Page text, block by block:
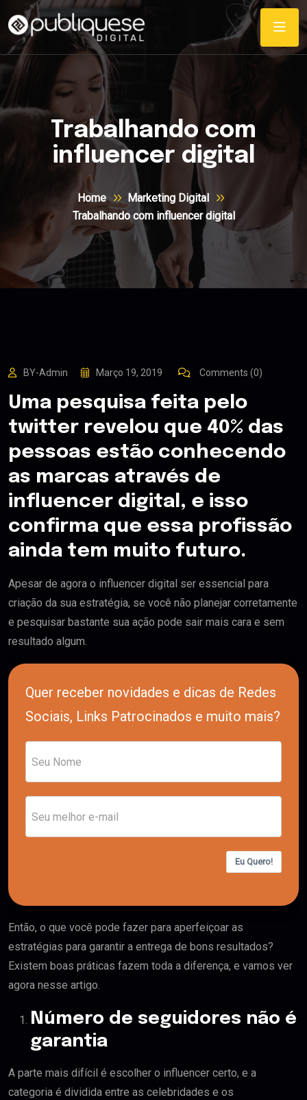
Trabalhando com
influencer digital
Home
Marketing Digital
Trabalhando com influencer digital
BY-Admin Março 19, 2019 Comments (0)
Uma pesquisa feita pelo
twitter revelou que 40% das
pessoas estão conhecendo
as marcas através de
influencer digital, e isso
confirma que essa profissão
ainda tem muito futuro.
Apesar de agora o influencer digital ser essencial para
criação da sua estratégia, se você não planejar corretamente
e pesquisar bastante sua ação pode sair mais cara e sem
resultado algum.
Quer receber novidades e dicas de Redes
Sociais, Links Patrocinados e muito mais?
Eu Quero!
Então, o que você pode fazer para aperfeiçoar as
estratégias para garantir a entrega de bons resultados?
Existem boas práticas fazem toda a diferença, e vamos ver
agora nesse artigo.
Número de seguidores não é
garantia
A parte mais difícil é escolher o influencer certo, e a
categoria é dividida entre as celebridades e os